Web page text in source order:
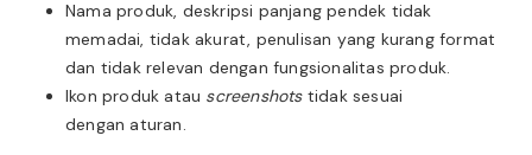
Nama produk, deskripsi panjang pendek tidak
memadai, tidak akurat, penulisan yang kurang format
dan tidak relevan dengan fungsionalitas produk.
Ikon produk atau screenshotstidak sesuai
dengan aturan.